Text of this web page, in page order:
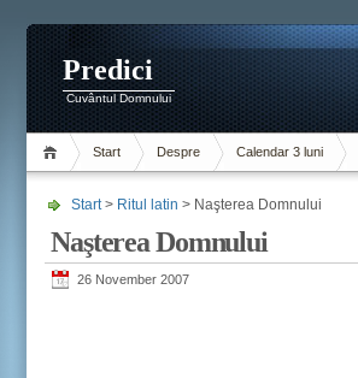
Predici
Cuvântul Domnului
Start Despre Calendar 3 luni
Start> Ritul latin > Naşterea Domnului
Naşterea Domnului
26 November 2007